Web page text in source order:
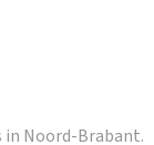
in Noord-Brabant.